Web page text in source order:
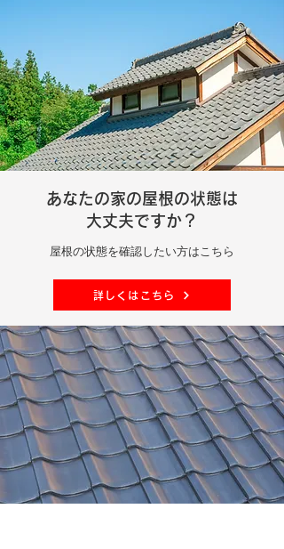
あなたの家の屋根の状態は
大丈夫ですか？
屋根の状態を確認したい方はこちら
詳しくはこちら